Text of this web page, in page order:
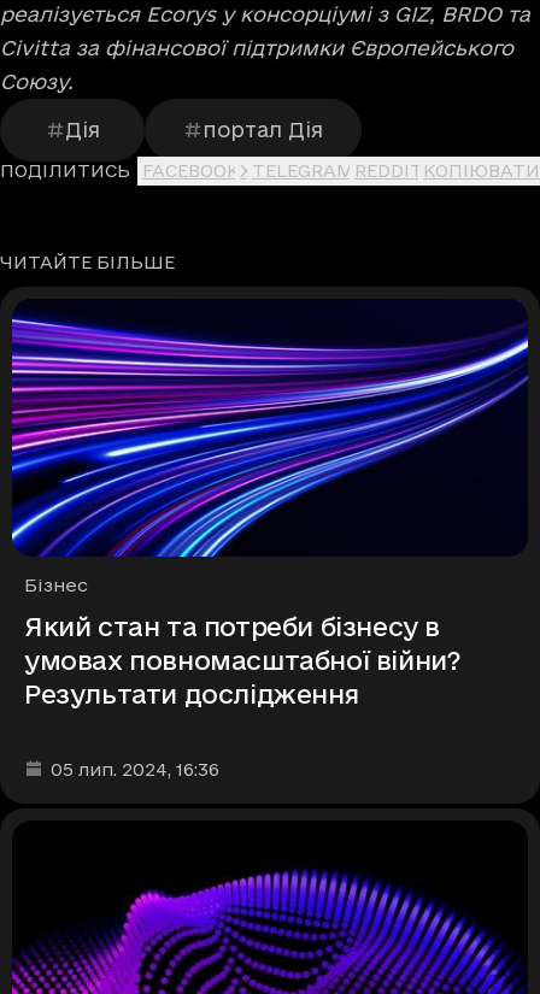
реалізується Ecorys у консорціумі з GIZ, BRDO та
Civitta за фінансової підтримки Європейського
Союзу.
Дія портал Дія
ПОДІЛИТИСЬ FACEBOOK X TELEGRAM REDDIT КОПІЮВАТИ
ЧИТАЙТЕ БІЛЬШЕ
Рубрики
Бізнес
Який стан та потреби бізнесу в
умовах повномасштабної війни?
Результати дослідження
Дата та час публікації
05 лип. 2024, 16:36